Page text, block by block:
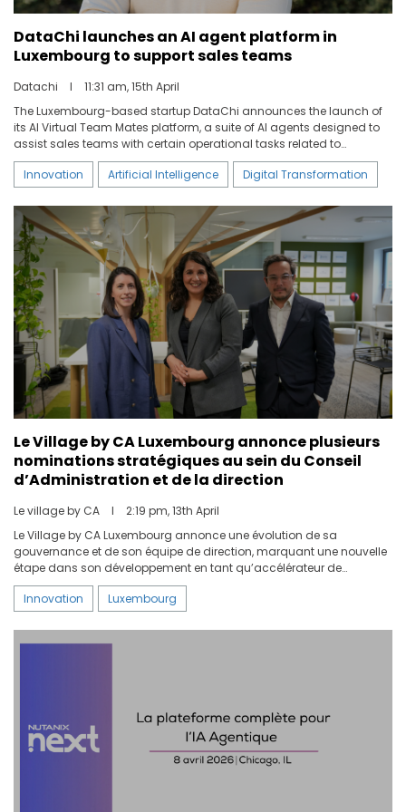
ABOUT US
CONTACT US
DataChi launches an AI agent platform in
Luxembourg to support sales teams
Datachi I
11:31 am, 15th April
The Luxembourg-based startup DataChi announces the launch of
its AI Virtual Team Mates platform, a suite of AI agents designed to
assist sales teams with certain operational tasks related to
prospecting, opportunity tracking, and customer relationship
management.
Innovation Artificial Intelligence Digital Transformation
Le Village by CA Luxembourg annonce plusieurs
nominations stratégiques au sein du Conseil
d’Administration et de la direction
Le village by CA I
2:19 pm, 13th April
Le Village by CA Luxembourg annonce une évolution de sa
gouvernance et de son équipe de direction, marquant une nouvelle
étape dans son développement en tant qu’accélérateur de
l’innovation au Luxembourg et à l’international. Afin de renforcer sa
structure et d’accompagner ses ambitions de croissance, trois
nominations sont annoncées au sein du Conseil d’Administration
et de la direction.
Innovation Luxembourg